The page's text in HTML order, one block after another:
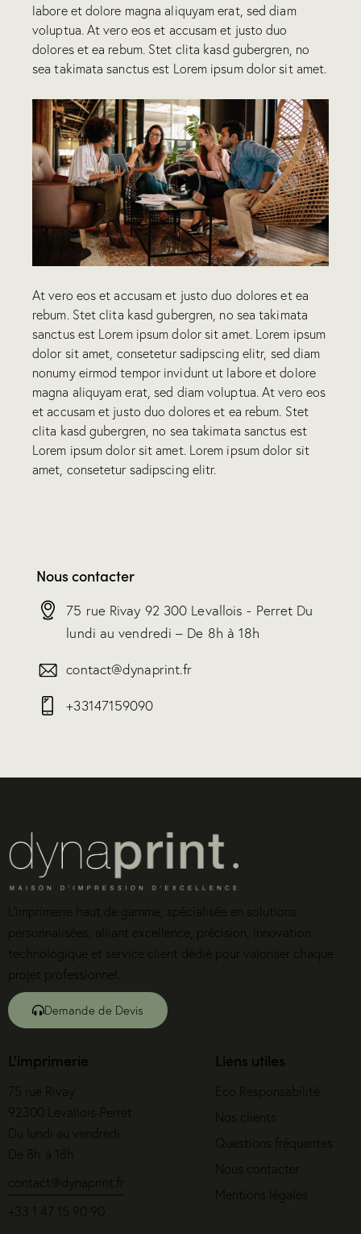
labore et dolore magna aliquyam erat, sed diam
voluptua. At vero eos et accusam et justo duo
dolores et ea rebum. Stet clita kasd gubergren, no
sea takimata sanctus est Lorem ipsum dolor sit amet.
At vero eos et accusam et justo duo dolores et ea
rebum. Stet clita kasd gubergren, no sea takimata
sanctus est Lorem ipsum dolor sit amet. Lorem ipsum
dolor sit amet, consetetur sadipscing elitr, sed diam
nonumy eirmod tempor invidunt ut labore et dolore
magna aliquyam erat, sed diam voluptua. At vero eos
et accusam et justo duo dolores et ea rebum. Stet
clita kasd gubergren, no sea takimata sanctus est
Lorem ipsum dolor sit amet. Lorem ipsum dolor sit
amet, consetetur sadipscing elitr.
Nous contacter
75 rue Rivay 92 300 Levallois - Perret Du
lundi au vendredi – De 8h à 18h
contact@dynaprint.fr
+33147159090
L’imprimerie haut de gamme, spécialisée en solutions
personnalisées, alliant excellence, précision, innovation
technologique et service client dédié pour valoriser chaque
projet professionnel.
Demande de Devis
L'imprimerie
75 rue Rivay
92300 Levallois-Perret
Du lundi au vendredi
De 8h à 18h
contact@dynaprint.fr
+33 1 47 15 90 90
Liens utiles
Eco Responsabilité
Nos clients
Questions fréquentes
Nous contacter
Mentions légales